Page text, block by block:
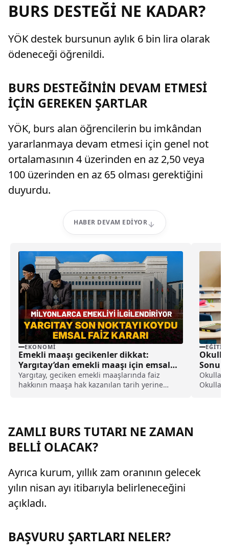
BURS DESTEĞİ NE KADAR?
YÖK destek bursunun aylık 6 bin lira olarak
ödeneceği öğrenildi.
BURS DESTEĞİNİN DEVAM ETMESİ
İÇİN GEREKEN ŞARTLAR
YÖK, burs alan öğrencilerin bu imkândan
yararlanmaya devam etmesi için genel not
ortalamasının 4 üzerinden en az 2,50 veya
100 üzerinden en az 65 olması gerektiğini
duyurdu.
HABER DEVAM EDIYOR
EKONOMI
Emekli maaşı gecikenler dikkat:
Yargıtay’dan emekli maaşı için emsal
faiz kararı
Yargıtay, geciken emekli maaşlarında faiz
hakkının maaşa hak kazanılan tarih yerine
EĞITIM
Sonu
ZAMLI BURS TUTARI NE ZAMAN
BELLİ OLACAK?
Ayrıca kurum, yıllık zam oranının gelecek
yılın nisan ayı itibarıyla belirleneceğini
açıkladı.
BAŞVURU ŞARTLARI NELER?